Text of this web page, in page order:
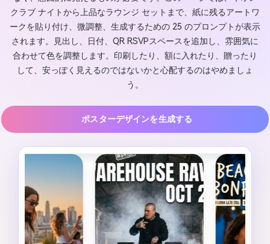
クラブ ナイトから上品なラウンジ セットまで、紙に残るアートワ
ークを貼り付け、微調整、生成するための 25 のプロンプトが表示
されます。見出し、日付、QR RSVPスペースを追加し、雰囲気に
合わせて色を調整します。印刷したり、額に入れたり、贈ったり
して、安っぽく見えるのではないかと心配するのはやめましょ
う。
ポスターデザインを生成する